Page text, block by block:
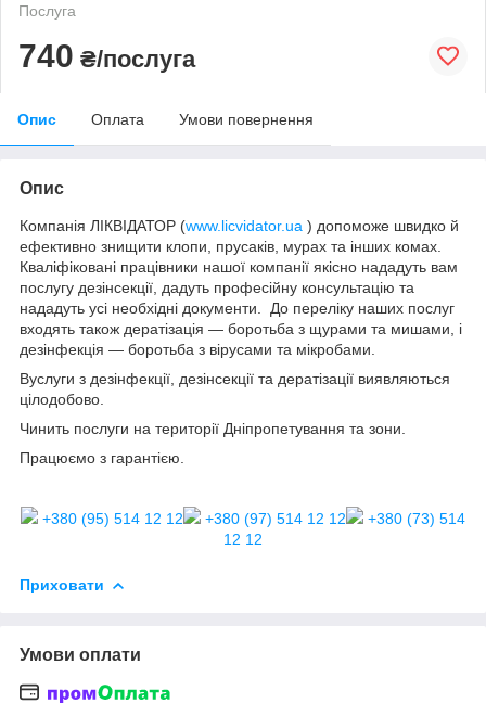
Послуга
740 ₴/послуга
Опис Оплата Умови повернення
Опис
Компанія ЛІКВІДАТОР (www.licvidator.ua ) допоможе швидко й
ефективно знищити клопи, прусаків, мурах та інших комах.
Кваліфіковані працівники нашої компанії якісно нададуть вам
послугу дезінсекції, дадуть професійну консультацію та
нададуть усі необхідні документи. До переліку наших послуг
входять також дератізація — боротьба з щурами та мишами, і
дезінфекція — боротьба з вірусами та мікробами.
Вуслуги з дезінфекції, дезінсекції та дератізації виявляються
цілодобово.
Чинить послуги на території Дніпропетування та зони.
Працюємо з гарантією.
+380 (95) 514 12 12 +380 (97) 514 12 12
+380 (73) 514
12 12
Приховати
Умови оплати